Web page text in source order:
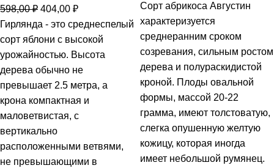
598,00₽ 404,00 ₽
Гирлянда - это среднеспелый
сорт яблони с высокой
урожайностью. Высота
дерева обычно не
превышает 2.5 метра, а
крона компактная и
маловетвистая, с
вертикально
расположенными ветвями,
не превышающими в
Сорт абрикоса Августин
характеризуется
среднеранним сроком
созревания, сильным ростом
дерева и полураскидистой
кроной. Плоды овальной
формы, массой 20-22
грамма, имеют толстоватую,
слегка опушенную желтую
кожицу, которая иногда
имеет небольшой румянец.